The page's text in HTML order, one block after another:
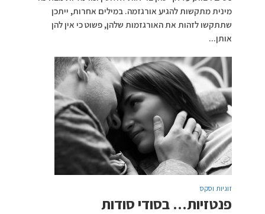
מינית מתקשות להגיע אורגזמה. במילים אחרות, ייתכן
שתתקשו לזהות את האורגזמות שלהן, פשוט כי אין להן
אותן...
זוגיות וסקס
פנטזיות… בסודי סודות